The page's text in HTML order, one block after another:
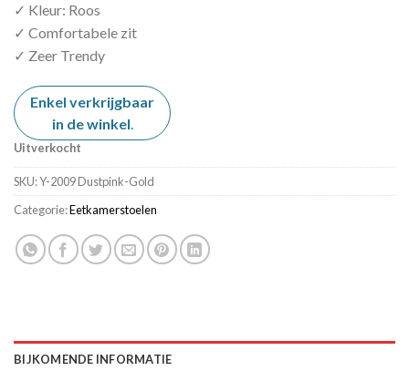
✓ Kleur: Roos
✓ Comfortabele zit
✓ Zeer Trendy
Enkel verkrijgbaar
in de winkel.
Uitverkocht
SKU:Y-2009 Dustpink-Gold
Categorie:Eetkamerstoelen
BIJKOMENDE INFORMATIE